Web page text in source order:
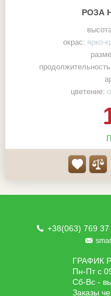
РОЗА
окрас: ярко-
цветение:
+38(063) 769 37
ГРАФИК
Пн-Пт с
Сб-Вс -
Заказы